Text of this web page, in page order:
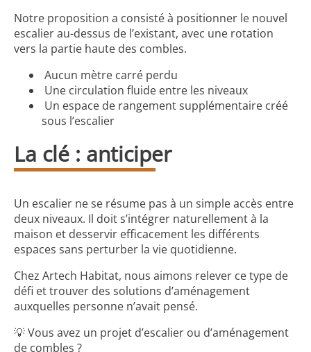
Notre proposition a consisté à positionner le nouvel
escalier au-dessus de l’existant, avec une rotation
vers la partie haute des combles.
Aucun mètre carré perdu
Une circulation fluide entre les niveaux
Un espace de rangement supplémentaire créé
sous l’escalier
La clé : anticiper
Un escalier ne se résume pas à un simple accès entre
deux niveaux. Il doit s’intégrer naturellement à la
maison et desservir efficacement les différents
espaces sans perturber la vie quotidienne.
Chez Artech Habitat, nous aimons relever ce type de
défi et trouver des solutions d’aménagement
auxquelles personne n’avait pensé.
💡 Vous avez un projet d’escalier ou d’aménagement
de combles ?